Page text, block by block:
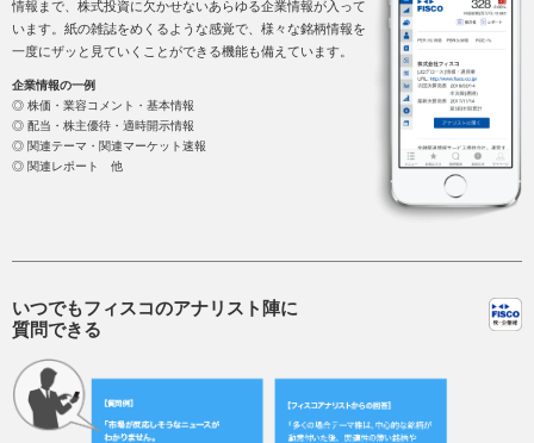
情報まで、株式投資に欠かせないあらゆる企業情報が入って
います。紙の雑誌をめくるような感覚で、様々な銘柄情報を
一度にザッと見ていくことができる機能も備えています。
企業情報の一例
◎ 株価・業容コメント・基本情報
◎ 配当・株主優待・適時開示情報
◎ 関連テーマ・関連マーケット速報
◎ 関連レポート 他
いつでもフィスコのアナリスト陣に
質問できる